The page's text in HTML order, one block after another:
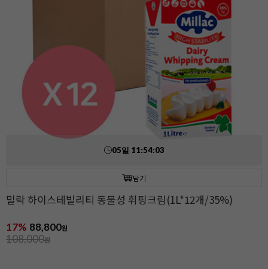
05일 11:54:02
담기
밀락 하이스테빌리티 동물성 휘핑크림(1L*12개/35%)
17% 88,800원
108,000원